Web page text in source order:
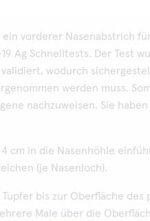
vorderer Nasenabstrich
19 Ag Schnelltests. Der Test
validiert, wodurch
werden muss.
nachzuweisen. Sie
4 cm in die Nasenhöhle
(je Nasenloch).
Tupfer bis zur Oberfläche
Male über die